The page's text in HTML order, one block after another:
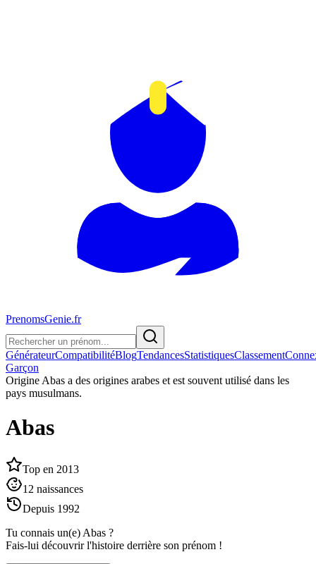
PrenomsGenie.fr
GénérateurCompatibilitéBlogTendancesStatistiquesClassement
Garçon
Origine Abas a des origines arabes et est souvent utilisé dans les
pays musulmans.
Abas
Top en 2013
12 naissances
Depuis 1992
Tu connais un(e) Abas ?
Fais-lui découvrir l'histoire derrière son prénom !